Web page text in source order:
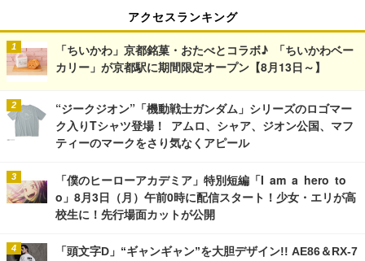
アクセスランキング
「ちいかわ」京都銘菓・おたべとコラボ♪ 「ちいかわベー
カリー」が京都駅に期間限定オープン【8月13日～】
“ジークジオン”「機動戦士ガンダム」シリーズのロゴマー
ク入りTシャツ登場！ アムロ、シャア、ジオン公国、マフ
ティーのマークをさり気なくアピール
「僕のヒーローアカデミア」特別短編「I am a hero to
o」8月3日（月）午前0時に配信スタート！少女・エリが高
校生に！先行場面カットが公開
「頭文字D」“ギャンギャン”を大胆デザイン!! AE86＆RX-7